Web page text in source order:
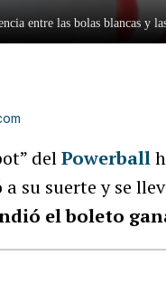
entre las bolas blancas y
delPowerball
su suerte y se
el boleto